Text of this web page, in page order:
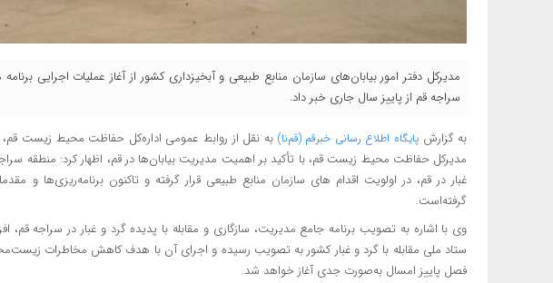
مدیرکل دفتر امور بیابان‌های سازمان منابع طبیعی و آبخیزداری کشور از آغاز عملیات اجرایی
سراجه قم از پاییز سال جاری خبر داد.
به گزارشپایگاه اطلاع رسانی خبرقم (قم‌نا) به نقل از روابط عمومی اداره‌کل حفاظت محیط زیست قم،
مدیرکل حفاظت محیط زیست قم، با تأکید بر اهمیت مدیریت بیابان‌ها در قم، اظهار کرد: منطقه
غبار در قم، در اولویت اقدام های سازمان منابع طبیعی قرار گرفته و تاکنون برنامه‌ریزی‌ها و
گرفته‌است.
وی با اشاره به تصویب برنامه جامع مدیریت، سازگاری و مقابله با پدیده گرد و غبار در سراجه
ستاد ملی مقابله با گرد و غبار کشور به تصویب رسیده و اجرای آن با هدف کاهش مخاطرات
فصل پاییز امسال به‌صورت جدی آغاز خواهد شد.